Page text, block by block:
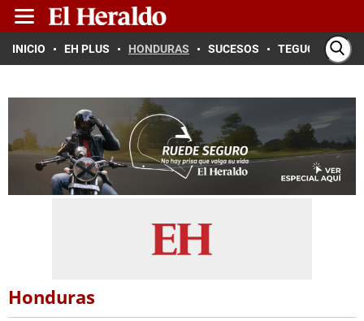
INICIO EH PLUS HONDURAS SUCESOS TEGUCIGALPA
Honduras